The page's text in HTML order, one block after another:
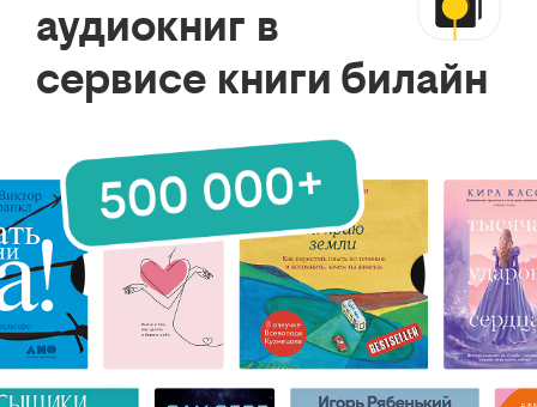
аудиокниг в
сервисе книги билайн